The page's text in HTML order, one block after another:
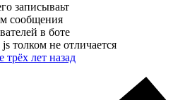
записываьт
сообщения
в боте
толком не отличается
трёх лет назад